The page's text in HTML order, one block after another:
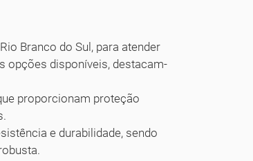
Branco do Sul, para atender
opções disponíveis, destacam-
proporcionam proteção
e durabilidade, sendo